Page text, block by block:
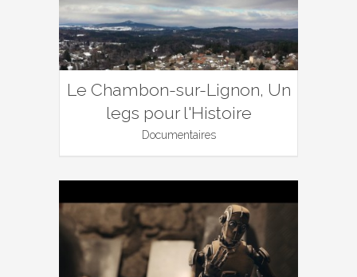
Le Chambon-sur-Lignon, Un
legs pour l'Histoire
Documentaires